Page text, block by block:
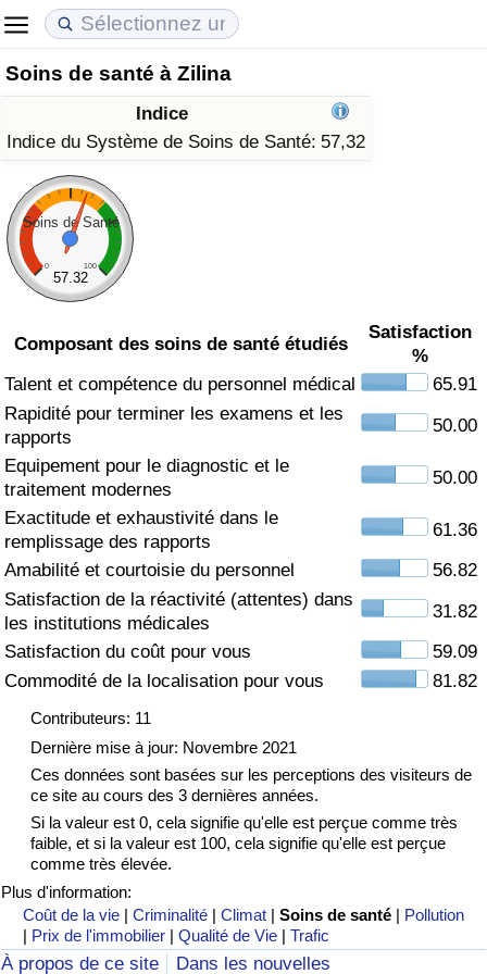
Soins de santé à Zilina
Indice
Indice du Système de Soins de Santé: 57,32
Soins de Santé
0 100
57.32
Composant des soins de santé étudiés
Satisfaction
%
Talent et compétence du personnel médical
65.91
Rapidité pour terminer les examens et les
rapports
50.00
Equipement pour le diagnostic et le
traitement modernes
50.00
Exactitude et exhaustivité dans le
remplissage des rapports
61.36
Amabilité et courtoisie du personnel
56.82
Satisfaction de la réactivité (attentes) dans
les institutions médicales
31.82
Satisfaction du coût pour vous
59.09
Commodité de la localisation pour vous
81.82
Contributeurs: 11
Dernière mise à jour: Novembre 2021
Ces données sont basées sur les perceptions des visiteurs de
ce site au cours des 3 dernières années.
Si la valeur est 0, cela signifie qu'elle est perçue comme très
faible, et si la valeur est 100, cela signifie qu'elle est perçue
comme très élevée.
Plus d'information:
Coût de la vie |Criminalité |Climat |Soins de santé | Pollution
| Prix de l'immobilier |Qualité de Vie |Trafic
À propos de ce site Dans les nouvelles
Coût de la vie
Indice du Coût de la Vie (Actuel)
Indice du Coût de la Vie
Indice du coût de la vie par pays
à Akaba
Prix de l'immobilier
Indice des Prix de l'immobilier (Actuel)
Indice des Prix de l'immobilier
Indice des Prix de l'immobilier par Pays
Qualité de Vie
Indice de Qualité de Vie
Indice de Qualité de Vie (Actuel)
Indice de qualité de vie par pays
Criminalité
Indice de Criminalité (Actuel)
Indice de Criminalité
Indice de criminalité par pays
Soins de santé
Indice des soins de santé (Actuel)
Indice des soins de santé
Indice des soins de santé par Pays
Pollution
Indice de Pollution (Actuel)
Indice de pollution
Indice de Pollution par Pays
Trafic